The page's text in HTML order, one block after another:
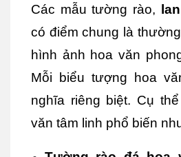
Các mẫu tường rào,
có điểm chung là
hình ảnh hoa văn
Mỗi biểu tượng hoa
nghĩa riêng biệt. Cụ
văn tâm linh phổ biến